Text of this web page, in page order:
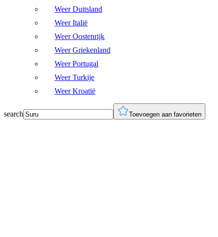
Weer Duitsland
Weer Italië
Weer Oostenrijk
Weer Griekenland
Weer Portugal
Weer Turkije
Weer Kroatië
search Toevoegen aan favorieten